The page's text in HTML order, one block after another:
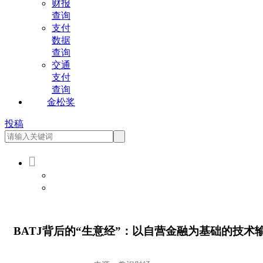
财报
查询
支付
数据
查询
交通
支付
查询
金松奖
投稿

BATJ背后的“生意经”：以自营金融为基础的技术